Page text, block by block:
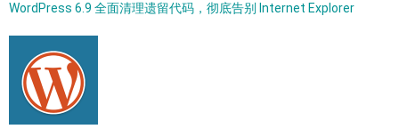
WordPress 6.9 全面清理遗留代码，彻底告别 Internet Explorer